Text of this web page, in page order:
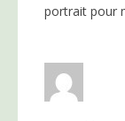
portrait pour